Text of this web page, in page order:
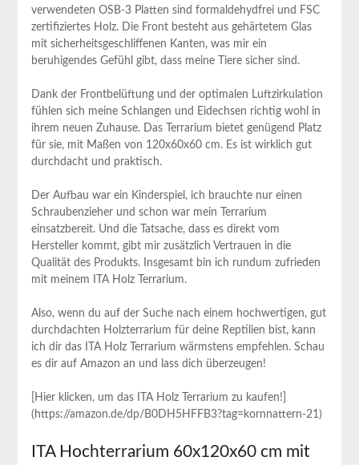
verwendeten ⁢OSB-3 Platten sind formaldehydfrei und FSC
zertifiziertes ‍Holz. Die Front besteht aus⁤ gehärtetem⁤ Glas
⁢mit ‌sicherheitsgeschliffenen Kanten, ​was mir ein
beruhigendes Gefühl gibt,​ dass meine Tiere‍ sicher⁤ sind.
Dank der Frontbelüftung und der optimalen Luftzirkulation
fühlen sich meine ‍Schlangen und Eidechsen richtig wohl ‌in
ihrem neuen⁤ Zuhause. Das Terrarium ‌bietet genügend⁣ Platz⁤
für ‌sie, mit Maßen von 120x60x60 cm. Es ist wirklich​ gut‍
durchdacht und praktisch.
Der Aufbau war ein Kinderspiel, ich brauchte nur einen
Schraubenzieher und schon war mein Terrarium
einsatzbereit. ‌Und die Tatsache, ‍dass⁣ es direkt vom
Hersteller kommt,⁤ gibt⁣ mir ​zusätzlich Vertrauen in die
Qualität des​ Produkts.‌ Insgesamt ⁤bin ich rundum zufrieden
‌mit meinem ITA Holz Terrarium.
Also,⁤ wenn du auf der Suche‌ nach​ einem hochwertigen, gut
durchdachten Holzterrarium‌ für deine Reptilien bist, kann
ich dir das ITA ‍Holz Terrarium wärmstens empfehlen. Schau
es dir auf Amazon an und lass dich überzeugen!
[Hier klicken, um das ITA Holz Terrarium zu kaufen!]
(https://amazon.de/dp/B0DH5HFFB3?tag=kornnattern-21)
ITA Hochterrarium 60x120x60 cm ‌mit